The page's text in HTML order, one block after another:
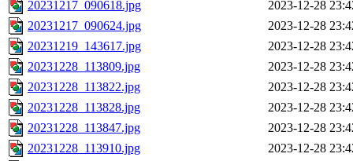
20231217_090618.jpg
2023-12-28
20231217_090624.jpg
2023-12-28
20231219_143617.jpg
2023-12-28
20231228_113809.jpg
2023-12-28
20231228_113822.jpg
2023-12-28
20231228_113828.jpg
2023-12-28
20231228_113847.jpg
2023-12-28
20231228_113910.jpg
2023-12-28